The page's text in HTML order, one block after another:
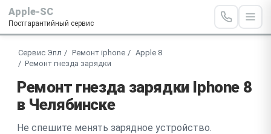
Apple-SC
Постгарантийный сервис
Сервис Эпл Ремонт iphone
Apple 8
Ремонт гнезда зарядки
Ремонт гнезда зарядки Iphone 8
в Челябинске
Не спешите менять зарядное устройство.